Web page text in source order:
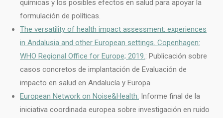
químicas y los posibles efectos en salud para apoyar la
formulación de políticas.
The versatility of health impact assessment: experiences
in Andalusia and other European settings. Copenhagen:
WHO Regional Office for Europe; 2019.: Publicación sobre
casos concretos de implantación de Evaluación de
impacto en salud en Andalucía y Europa
European Network on Noise&Health: Informe final de la
iniciativa coordinada europea sobre investigación en ruido